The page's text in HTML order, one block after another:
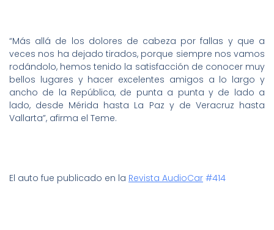
“Más allá de los dolores de cabeza por fallas y que a
veces nos ha dejado tirados, porque siempre nos vamos
rodándolo, hemos tenido la satisfacción de conocer muy
bellos lugares y hacer excelentes amigos a lo largo y
ancho de la República, de punta a punta y de lado a
lado, desde Mérida hasta La Paz y de Veracruz hasta
Vallarta”, afirma el Teme.
El auto fue publicado en la Revista AudioCar #414